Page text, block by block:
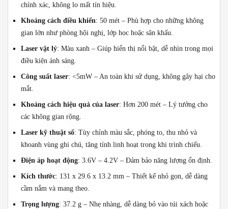
chính xác, không lo mất tín hiệu.
Khoảng cách điều khiển: 50 mét – Phù hợp cho những không
gian lớn như phòng hội nghị, lớp học hoặc sân khấu.
Laser vật lý: Màu xanh – Giúp hiển thị nổi bật, dễ nhìn trong mọi
điều kiện ánh sáng.
Công suất laser: <5mW – An toàn khi sử dụng, không gây hại cho
mắt.
Khoảng cách hiệu quả của laser: Hơn 200 mét – Lý tưởng cho
các không gian rộng.
Laser kỹ thuật số: Tùy chỉnh màu sắc, phóng to, thu nhỏ và
khoanh vùng ghi chú, tăng tính linh hoạt trong khi trình chiếu.
Điện áp hoạt động: 3.6V – 4.2V – Đảm bảo năng lượng ổn định.
Kích thước: 131 x 29.6 x 13.2 mm – Thiết kế nhỏ gọn, dễ dàng
cầm nắm và mang theo.
Trọng lượng: 37.2 g – Nhẹ nhàng, dễ dàng bỏ vào túi xách hoặc